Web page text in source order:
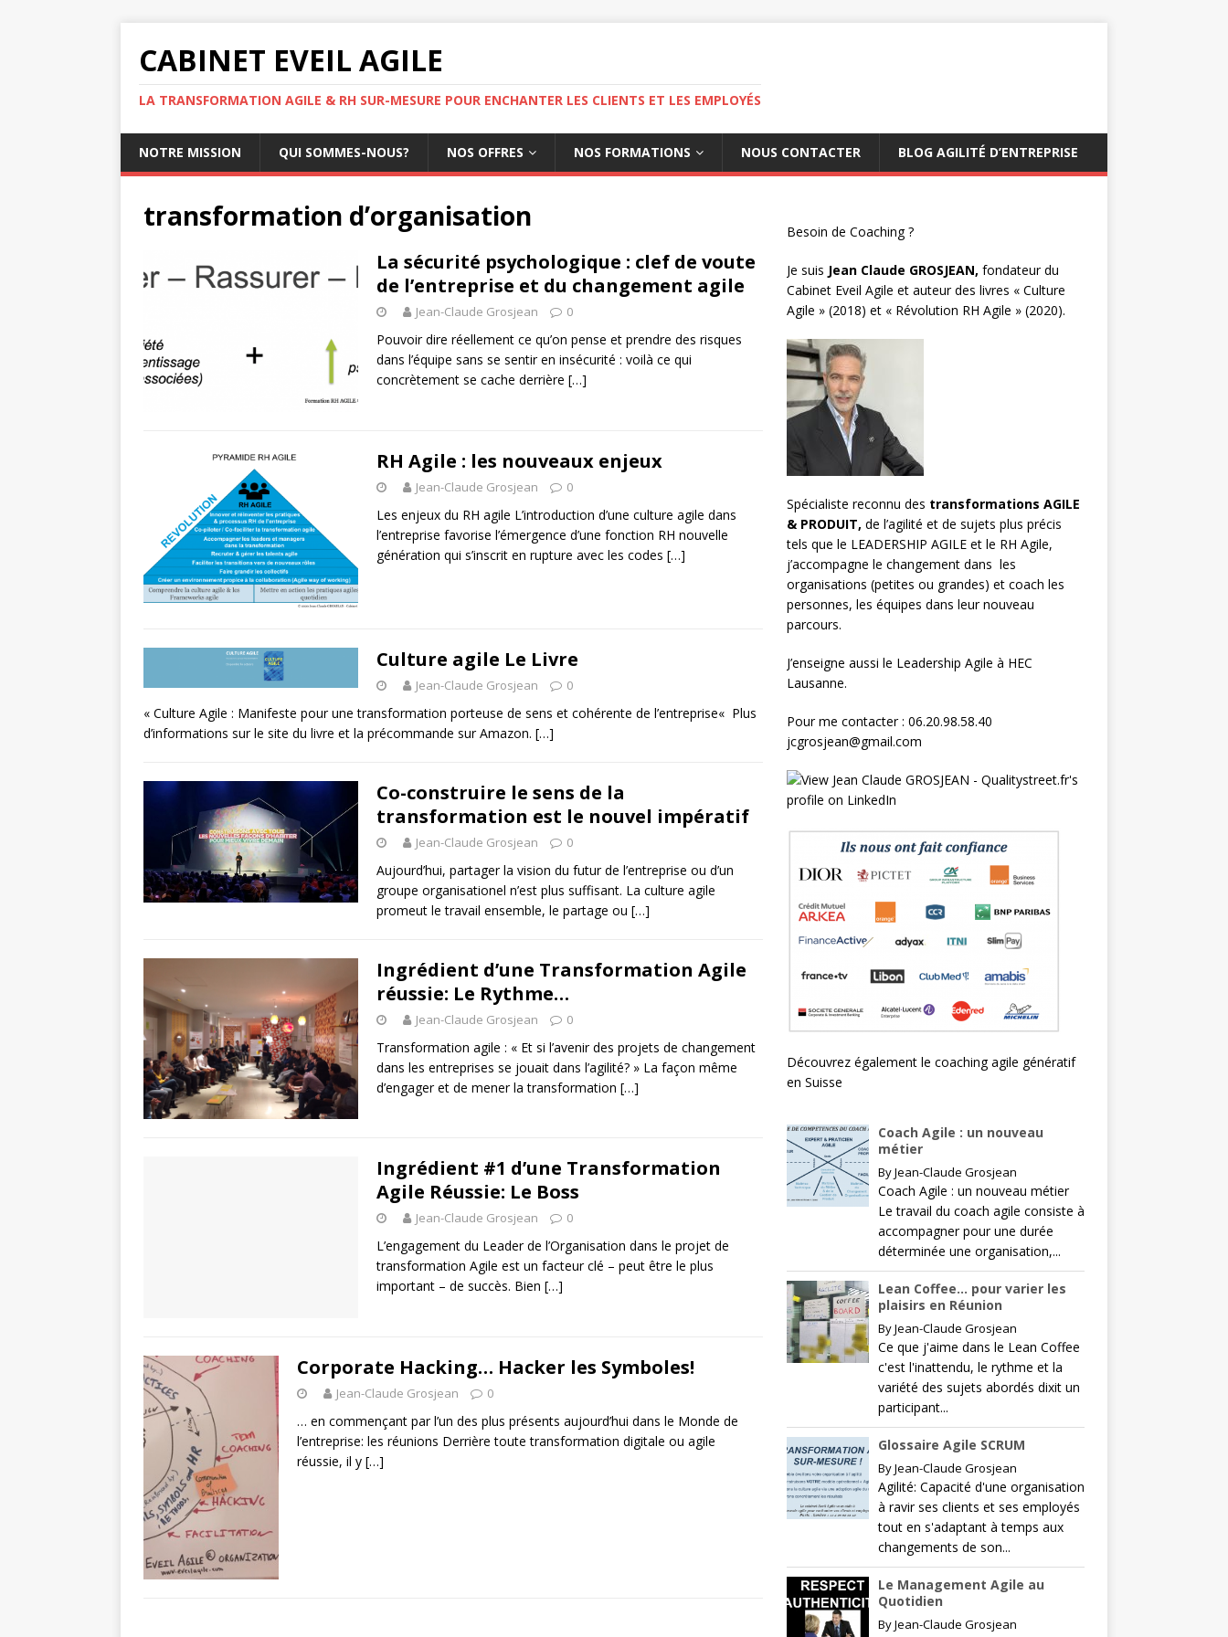
CABINET EVEIL AGILE
LA TRANSFORMATION AGILE & RH SUR-MESURE POUR ENCHANTER LES CLIENTS ET LES EMPLOYÉS
NOTRE MISSION QUI SOMMES-NOUS? NOS OFFRES NOS FORMATIONS NOUS CONTACTER BLOG AGILITÉ D’ENTREPRISE
transformation d’organisation
La sécurité psychologique : clef de voute
de l’entreprise et du changement agile
Jean-Claude Grosjean 0
Pouvoir dire réellement ce qu’on pense et prendre des risques
dans l’équipe sans se sentir en insécurité : voilà ce qui
concrètement se cache derrière […]
RH Agile : les nouveaux enjeux
Jean-Claude Grosjean 0
Les enjeux du RH agile L’introduction d’une culture agile dans
l’entreprise favorise l’émergence d’une fonction RH nouvelle
génération qui s’inscrit en rupture avec les codes […]
Culture agile Le Livre
Jean-Claude Grosjean 0
« Culture Agile : Manifeste pour une transformation porteuse de sens et cohérente de l’entreprise« Plus
d’informations sur le site du livre et la précommande sur Amazon. […]
Co-construire le sens de la
transformation est le nouvel impératif
Jean-Claude Grosjean 0
Aujourd’hui, partager la vision du futur de l’entreprise ou d’un
groupe organisationel n’est plus suffisant. La culture agile
promeut le travail ensemble, le partage ou […]
Ingrédient d’une Transformation Agile
réussie: Le Rythme…
Jean-Claude Grosjean 0
Transformation agile : « Et si l’avenir des projets de changement
dans les entreprises se jouait dans l’agilité? » La façon même
d’engager et de mener la transformation […]
Ingrédient #1 d’une Transformation
Agile Réussie: Le Boss
Jean-Claude Grosjean 0
L’engagement du Leader de l’Organisation dans le projet de
transformation Agile est un facteur clé – peut être le plus
important – de succès. Bien […]
Corporate Hacking… Hacker les Symboles!
Jean-Claude Grosjean 0
… en commençant par l’un des plus présents aujourd’hui dans le Monde de
l’entreprise: les réunions Derrière toute transformation digitale ou agile
réussie, il y […]
Besoin de Coaching ?
Je suis Jean Claude GROSJEAN, fondateur du
Cabinet Eveil Agile et auteur des livres « Culture
Agile » (2018) et « Révolution RH Agile » (2020).
Spécialiste reconnu des transformations AGILE
& PRODUIT, de l’agilité et de sujets plus précis
tels que le LEADERSHIP AGILE et le RH Agile,
j’accompagne le changement dans les
organisations (petites ou grandes) et coach les
personnes, les équipes dans leur nouveau
parcours.
J’enseigne aussi le Leadership Agile à HEC
Lausanne.
Pour me contacter : 06.20.98.58.40
jcgrosjean@gmail.com
Découvrez également le coaching agile génératif
en Suisse
Coach Agile : un nouveau
métier
ByJean-Claude Grosjean
Coach Agile : un nouveau métier
Le travail du coach agile consiste à
accompagner pour une durée
déterminée une organisation,...
Lean Coffee… pour varier les
plaisirs en Réunion
ByJean-Claude Grosjean
Ce que j'aime dans le Lean Coffee
c'est l'inattendu, le rythme et la
variété des sujets abordés dixit un
participant...
Glossaire Agile SCRUM
ByJean-Claude Grosjean
Agilité: Capacité d'une organisation
à ravir ses clients et ses employés
tout en s'adaptant à temps aux
changements de son...
Le Management Agile au
Quotidien
ByJean-Claude Grosjean